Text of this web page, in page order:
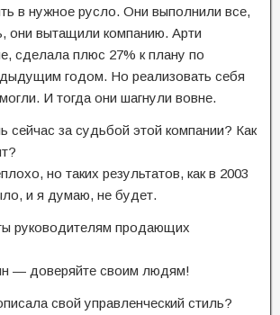
в нужное русло. Они выполнили все,
они вытащили компанию. Арти
сделала плюс 27% к плану по
годом. Но реализовать себя
И тогда они шагнули вовне.
сейчас за судьбой этой компании? Как
но таких результатов, как в 2003
и я думаю, не будет.
руководителям продающих
— доверяйте своим людям!
свой управленческий стиль?